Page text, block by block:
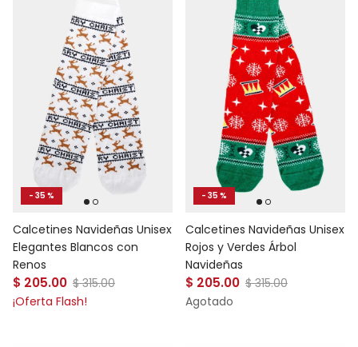
- 35 %
Calcetines Navideñas Unisex
Elegantes Blancos con
Renos
Precio de venta
$ 205.00 Precio normal
$ 315.00
¡Oferta Flash!
- 35 %
Calcetines Navideñas Unisex
Rojos y Verdes Árbol
Navideñas
Precio de venta
$ 205.00 Precio normal
$ 315.00
Agotado